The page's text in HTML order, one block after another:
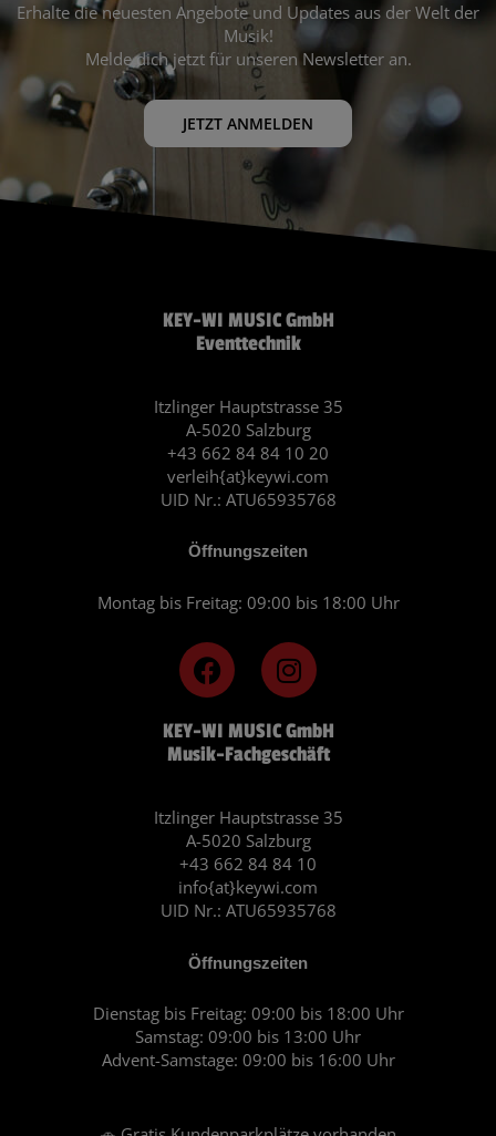
Erhalte die neuesten Angebote und Updates aus der Welt der
Musik!
Melde dich jetzt für unseren Newsletter an.
JETZT ANMELDEN
KEY-WI MUSIC GmbH
Musik-Fachgeschäft
Itzlinger Hauptstrasse 35
A-5020 Salzburg
+43 662 84 84 10
info{at}keywi.com
UID Nr.: ATU65935768
Öffnungszeiten
Dienstag bis Freitag: 09:00 bis 18:00 Uhr
Samstag: 09:00 bis 13:00 Uhr
Advent-Samstage: 09:00 bis 16:00 Uhr
F
a
c
e
b
o
k
I
n
s
t
a
r
a
m
KEY-WI MUSIC GmbH
Eventtechnik
Itzlinger Hauptstrasse 35
A-5020 Salzburg
+43 662 84 84 10 20
verleih{at}keywi.com
UID Nr.: ATU65935768
Öffnungszeiten
Montag bis Freitag: 09:00 bis 18:00 Uhr